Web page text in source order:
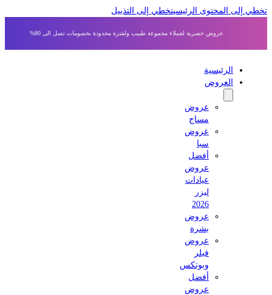
إلى المحتوى الرئيسي تخطي إلى التذييل
عروض حصرية لعملاء مجموعة طبيب ولفترة محدودة بخصومات تصل الى 80%
الرئيسية
العروض
عروض
مساج
عروض
أفضل
عروض
عيادات
عروض
بشرة
عروض
وبوتكس
أفضل
عروض